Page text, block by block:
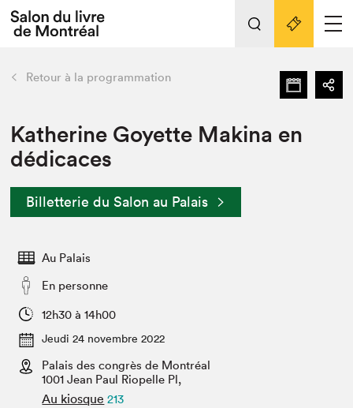
Espace médias
Espace exposant⋅e⋅s
Espace enseignant·e·s
Espace pro
Tout sur l'édition 2022
Actualités
Vidéos et Balados
retour Nos activités
Édition 2022
Planifier sa visite
Nous connaître
Projets partenaires 2022
Archives
Liens pratiques
Retour à la programmation
Katherine Goyette Makina en
dédicaces
Billetterie du Salon au Palais
Au Palais
En personne
12h30 à 14h00
Jeudi 24 novembre 2022
Palais des congrès de Montréal
1001 Jean Paul Riopelle Pl,
Au kiosque 213